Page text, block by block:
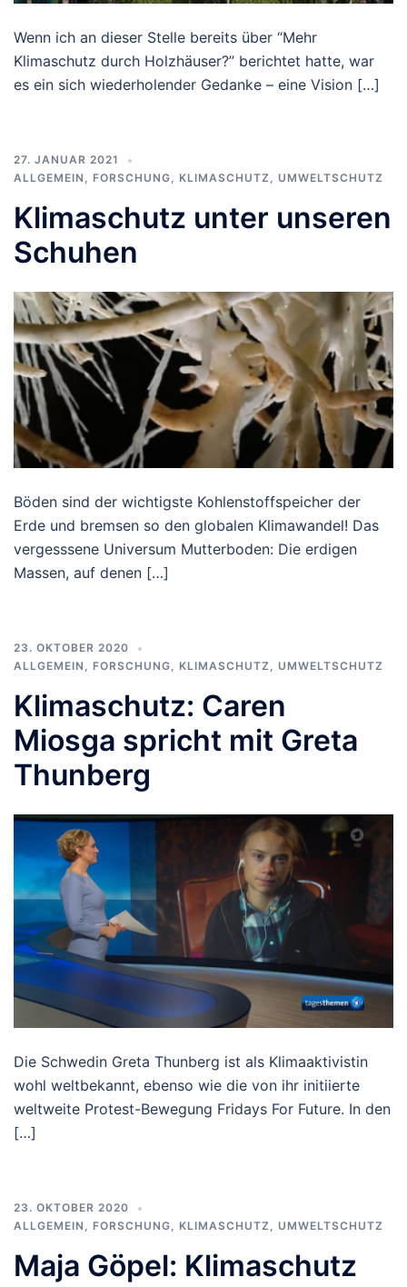
Wenn ich an dieser Stelle bereits über “Mehr
Klimaschutz durch Holzhäuser?” berichtet hatte, war
es ein sich wiederholender Gedanke – eine Vision […]
27. JANUAR 2021
ALLGEMEIN
FORSCHUNG KLIMASCHUTZ UMWELTSCHUTZ
Klimaschutz unter unseren
Schuhen
Böden sind der wichtigste Kohlenstoffspeicher der
Erde und bremsen so den globalen Klimawandel! Das
vergesssene Universum Mutterboden: Die erdigen
Massen, auf denen […]
23. OKTOBER 2020
ALLGEMEIN , FORSCHUNG, KLIMASCHUTZ , UMWELTSCHUTZ
Klimaschutz: Caren
Miosga spricht mit Greta
Thunberg
Die Schwedin Greta Thunberg ist als Klimaaktivistin
wohl weltbekannt, ebenso wie die von ihr initiierte
weltweite Protest-Bewegung Fridays For Future. In den
[…]
23. OKTOBER 2020
ALLGEMEIN , FORSCHUNG, KLIMASCHUTZ , UMWELTSCHUTZ
Maja Göpel: Klimaschutz